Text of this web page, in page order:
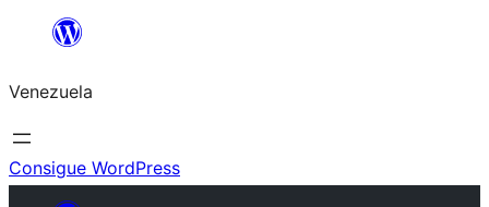
Saltar
contenido
Venezuela
Consigue WordPress